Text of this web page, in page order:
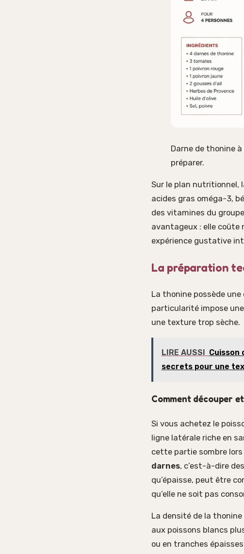
Darne de thonine
préparer.
Sur le plan nutritionnel,
acides gras oméga-3,
des vitamines du
avantageux : elle
expérience gustative
La préparation
La thonine possède
particularité impose
une texture trop sèche.
LIRE AUSSI
Cuisson
secrets pour une
Comment découper
Si vous achetez le
ligne latérale riche en
cette partie sombre
darnes, c’est-à-dire
qu’épaisse, peut être
qu’elle ne soit pas
La densité de la
aux poissons blancs
ou en tranches